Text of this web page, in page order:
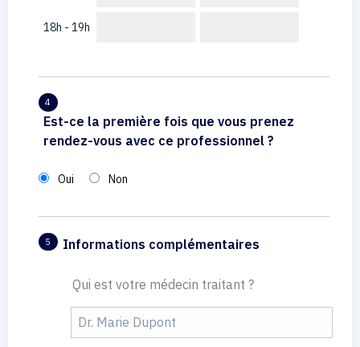
18h - 19h
4
Est-ce la première fois que vous prenez
rendez-vous avec ce professionnel ?
Oui Non
5 Informations complémentaires
Qui est votre médecin traitant ?